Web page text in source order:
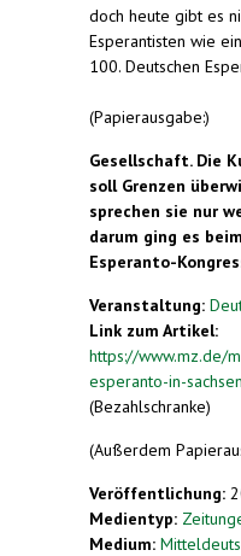
doch heute gibt es
Esperantisten wie
100. Deutschen
(Papierausgabe:)
Gesellschaft. Die
soll Grenzen
sprechen sie nur
darum ging es
Esperanto-
Veranstaltung:
Link zum Artikel:
https://www.mz.de/
esperanto-in-
(Bezahlschranke)
(Außerdem
Veröffentlichung:
Medientyp:
Medium: